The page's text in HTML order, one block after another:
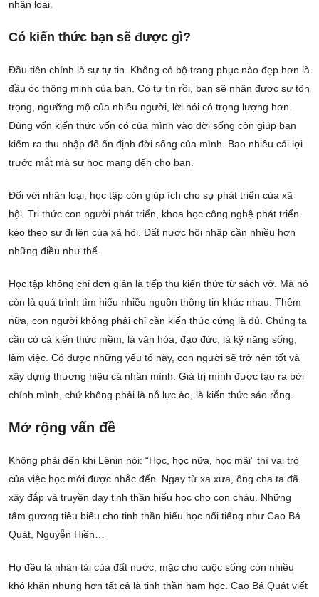
nhân loại.
Có kiến thức bạn sẽ được gì?
Đầu tiên chính là sự tự tin. Không có bộ trang phục nào đẹp hơn là
đầu óc thông minh của bạn. Có tự tin rồi, bạn sẽ nhận được sự tôn
trọng, ngưỡng mộ của nhiều người, lời nói có trọng lượng hơn.
Dùng vốn kiến thức vốn có của mình vào đời sống còn giúp bạn
kiếm ra thu nhập để ổn định đời sống của mình. Bao nhiêu cái lợi
trước mắt mà sự học mang đến cho bạn.
Đối với nhân loại, học tập còn giúp ích cho sự phát triển của xã
hội. Tri thức con người phát triển, khoa học công nghệ phát triển
kéo theo sự đi lên của xã hội. Đất nước hội nhập cần nhiều hơn
những điều như thế.
Học tập không chỉ đơn giản là tiếp thu kiến thức từ sách vở. Mà nó
còn là quá trình tìm hiểu nhiều nguồn thông tin khác nhau. Thêm
nữa, con người không phải chỉ cần kiến thức cứng là đủ. Chúng ta
cần có cả kiến thức mềm, là văn hóa, đạo đức, là kỹ năng sống,
làm việc. Có được những yếu tố này, con người sẽ trở nên tốt và
xây dựng thương hiệu cá nhân mình. Giá trị mình được tạo ra bởi
chính mình, chứ không phải là nỗ lực ảo, là kiến thức sáo rỗng.
Mở rộng vấn đề
Không phải đến khi Lênin nói: “Học, học nữa, học mãi” thì vai trò
của việc học mới được nhắc đến. Ngay từ xa xưa, ông cha ta đã
xây đắp và truyền dạy tinh thần hiếu học cho con cháu. Những
tấm gương tiêu biểu cho tinh thần hiếu học nổi tiếng như Cao Bá
Quát, Nguyễn Hiền…
Họ đều là nhân tài của đất nước, mặc cho cuộc sống còn nhiều
khó khăn nhưng hơn tất cả là tinh thần ham học. Cao Bá Quát viết